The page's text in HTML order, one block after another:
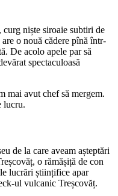
niște siroaie subtiri de
o nouă cădere pînă într-
De acolo apele par să
spectaculoasă
mai avut chef să mergem.
lucru.
de la care aveam așteptări
o rămășiță de con
lucrări științifice apar
ul vulcanic Treșcovăț.